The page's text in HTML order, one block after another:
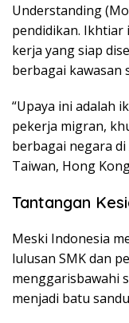
Understanding
pendidikan.
kerja yang siap
berbagai kawasan
“Upaya ini adalah
pekerja migran,
berbagai negara di
Taiwan, Hong
Tantangan
Meski Indonesia
lulusan SMK dan
menggarisbawahi
menjadi batu